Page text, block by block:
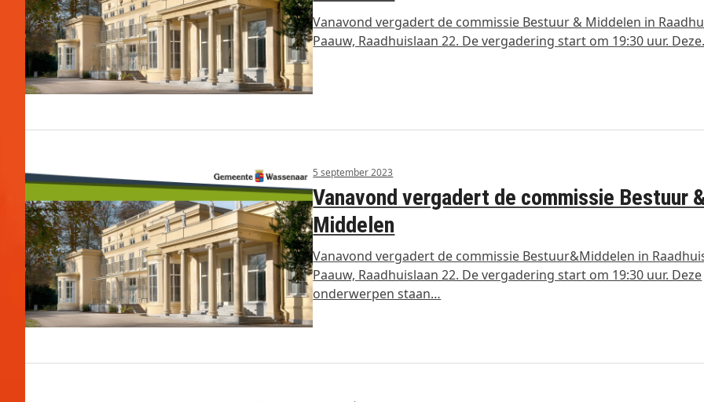
Vanavond vergadert de commissie Bestuur & Middelen in
Paauw, Raadhuislaan 22. De vergadering start om 19:30 uur.
5 september 2023
Vanavond vergadert de commissie Bestuur
Middelen
Vanavond vergadert de commissie Bestuur&Middelen in
Paauw, Raadhuislaan 22. De vergadering start om 19:30 uur. Deze
onderwerpen staan…